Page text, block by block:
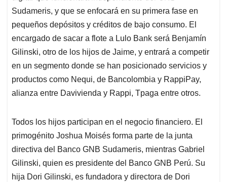
Sudameris, y que se enfocará en su primera fase en
pequeños depósitos y créditos de bajo consumo. El
encargado de sacar a flote a Lulo Bank será Benjamín
Gilinski, otro de los hijos de Jaime, y entrará a competir
en un segmento donde se han posicionado servicios y
productos como Nequi, de Bancolombia y RappiPay,
alianza entre Davivienda y Rappi, Tpaga entre otros.
Todos los hijos participan en el negocio financiero. El
primogénito Joshua Moisés forma parte de la junta
directiva del Banco GNB Sudameris, mientras Gabriel
Gilinski, quien es presidente del Banco GNB Perú. Su
hija Dori Gilinski, es fundadora y directora de Dori